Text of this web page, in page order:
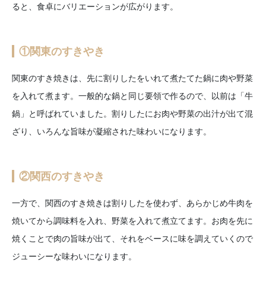
ると、食卓にバリエーションが広がります。
①関東のすきやき
関東のすき焼きは、先に割りしたをいれて煮たてた鍋に肉や野菜
を入れて煮ます。一般的な鍋と同じ要領で作るので、以前は「牛
鍋」と呼ばれていました。割りしたにお肉や野菜の出汁が出て混
ざり、いろんな旨味が凝縮された味わいになります。
②関西のすきやき
一方で、関西のすき焼きは割りしたを使わず、あらかじめ牛肉を
焼いてから調味料を入れ、野菜を入れて煮立てます。お肉を先に
焼くことで肉の旨味が出て、それをベースに味を調えていくので
ジューシーな味わいになります。